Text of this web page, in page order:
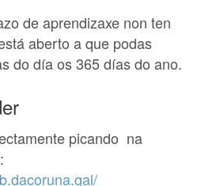
de aprendizaxe non ten
aberto a que podas
do día os 365 días do ano.
picando na